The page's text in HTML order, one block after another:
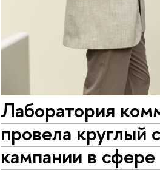
Лаборатория
провела круглый
кампании в